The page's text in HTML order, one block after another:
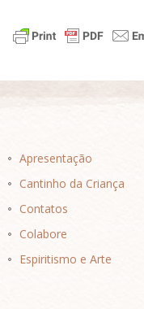
Apresentação
Cantinho da Criança
Contatos
Colabore
Espiritismo e Arte